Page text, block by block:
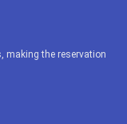
making the reservation